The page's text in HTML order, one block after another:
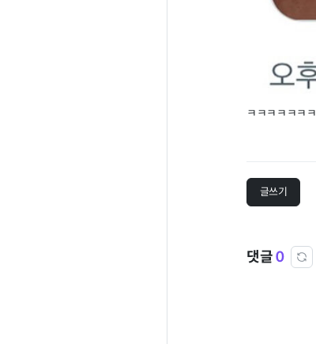
ㅋㅋㅋㅋㅋㅋㅋ
글쓰기
댓글0